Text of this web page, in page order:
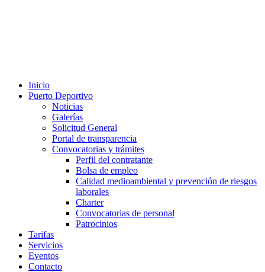
Inicio
Puerto Deportivo
Noticias
Galerías
Solicitud General
Portal de transparencia
Convocatorias y trámites
Perfil del contratante
Bolsa de empleo
Calidad medioambiental y prevención de riesgos
laborales
Charter
Convocatorias de personal
Patrocinios
Tarifas
Servicios
Eventos
Contacto